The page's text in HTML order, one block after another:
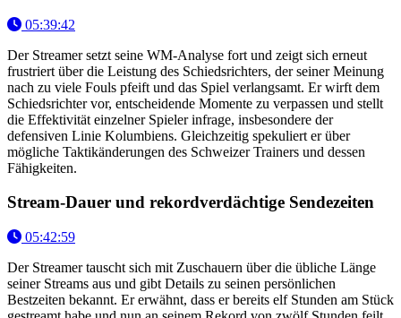
05:39:42
Der Streamer setzt seine WM-Analyse fort und zeigt sich erneut
frustriert über die Leistung des Schiedsrichters, der seiner Meinung
nach zu viele Fouls pfeift und das Spiel verlangsamt. Er wirft dem
Schiedsrichter vor, entscheidende Momente zu verpassen und stellt
die Effektivität einzelner Spieler infrage, insbesondere der
defensiven Linie Kolumbiens. Gleichzeitig spekuliert er über
mögliche Taktikänderungen des Schweizer Trainers und dessen
Fähigkeiten.
Stream-Dauer und rekordverdächtige Sendezeiten
05:42:59
Der Streamer tauscht sich mit Zuschauern über die übliche Länge
seiner Streams aus und gibt Details zu seinen persönlichen
Bestzeiten bekannt. Er erwähnt, dass er bereits elf Stunden am Stück